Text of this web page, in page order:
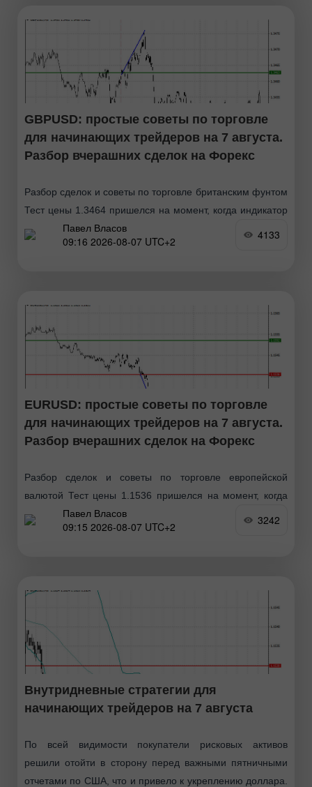
GBPUSD: простые советы по торговле
для начинающих трейдеров на 7 августа.
Разбор вчерашних сделок на Форекс
Разбор сделок и советы по торговле британским фунтом
Тест цены 1.3464 пришелся на момент, когда индикатор
MACD только начинал движение вверх от нулевой
отметки, что стало подтверждением правильной точки
Павел Власов
09:16 2026-08-07 UTC+2
4133
EURUSD: простые советы по торговле
для начинающих трейдеров на 7 августа.
Разбор вчерашних сделок на Форекс
Разбор сделок и советы по торговле европейской
валютой Тест цены 1.1536 пришелся на момент, когда
индикатор MACD только начинал движение вниз от
нулевой отметки, что стало подтверждением правильной
Павел Власов
09:15 2026-08-07 UTC+2
3242
Внутридневные стратегии для
начинающих трейдеров на 7 августа
По всей видимости покупатели рисковых активов
решили отойти в сторону перед важными пятничными
отчетами по США, что и привело к укреплению доллара.